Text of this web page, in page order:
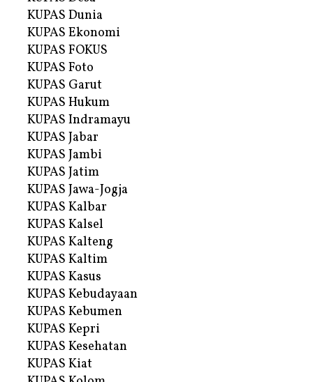
KUPAS Dunia
KUPAS Ekonomi
KUPAS FOKUS
KUPAS Foto
KUPAS Garut
KUPAS Hukum
KUPAS Indramayu
KUPAS Jabar
KUPAS Jambi
KUPAS Jatim
KUPAS Jawa-Jogja
KUPAS Kalbar
KUPAS Kalsel
KUPAS Kalteng
KUPAS Kaltim
KUPAS Kasus
KUPAS Kebudayaan
KUPAS Kebumen
KUPAS Kepri
KUPAS Kesehatan
KUPAS Kiat